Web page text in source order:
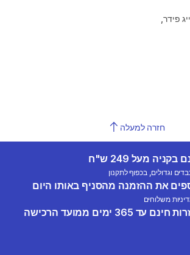
פידר,
חזרה למעלה
מעל 249 ש"ח
וגדולים, בכפוף לתקנון
את ההזמנה מהסניף באותו היום
משלוחים
ימים ממועד הרכישה